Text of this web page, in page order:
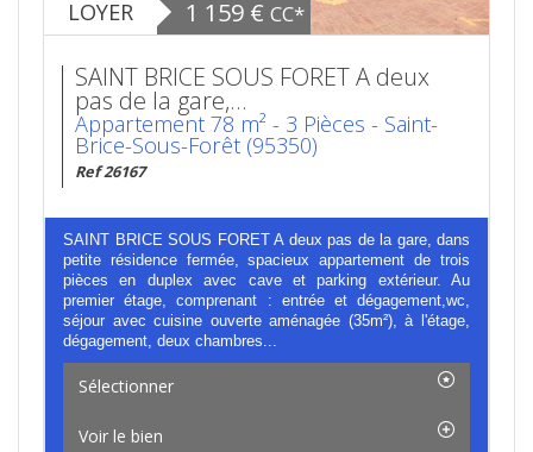
LOYER 1 159 € CC*
SAINT BRICE SOUS FORET A deux
pas de la gare,...
Appartement 78 m² - 3 Pièces - Saint-
Brice-Sous-Forêt (95350)
Ref 26167
SAINT BRICE SOUS FORET A deux pas de la gare, dans
petite résidence fermée, spacieux appartement de trois
pièces en duplex avec cave et parking extérieur. Au
premier étage, comprenant : entrée et dégagement,wc,
séjour avec cuisine ouverte aménagée (35m²), à l'étage,
dégagement, deux chambres...
Sélectionner
Voir le bien